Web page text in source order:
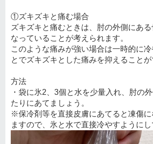
①ズキズキと痛む場合
ズキズキと痛むときは、肘の外側にある
なっていることが考えられます。
このような痛みが強い場合は一時的に
とでズキズキとした痛みを抑えることが
方法
・袋に氷2、3個と水を少量入れ、肘の
たりにあてましょう。
※保冷剤等を直接皮膚にあてると凍傷に
ますので、氷と水で直接冷やすようにし